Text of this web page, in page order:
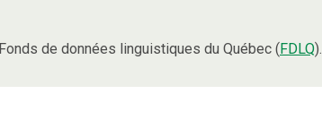
de données linguistiques du Québec (FDLQ).